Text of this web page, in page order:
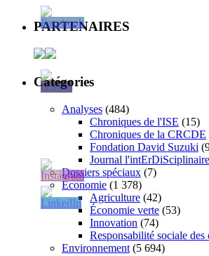
PARTENAIRES
Catégories
Analyses (484)
Chroniques de l'ISE (15)
Chroniques de la CRCDE
Fondation David Suzuki
Journal l'intErDiSciplinaire
Dossiers spéciaux (7)
Économie (1 378)
Agriculture (42)
Économie verte (53)
Innovation (74)
Responsabilité sociale des
Environnement (5 694)